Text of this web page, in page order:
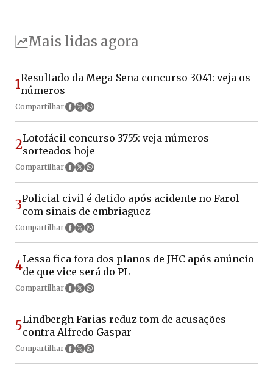
Mais lidas agora
1Resultado da Mega-Sena concurso 3041: veja os
números
Compartilhar
2Lotofácil concurso 3755: veja números
sorteados hoje
Compartilhar
3Policial civil é detido após acidente no Farol
com sinais de embriaguez
Compartilhar
4Lessa fica fora dos planos de JHC após anúncio
de que vice será do PL
Compartilhar
5Lindbergh Farias reduz tom de acusações
contra Alfredo Gaspar
Compartilhar